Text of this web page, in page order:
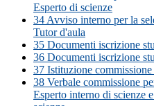
Esperto di scienze
34 Avviso interno per la
Tutor d'aula
35 Documenti iscrizione
36 Documenti iscrizione
37 Istituzione
38 Verbale commissione
Esperto interno di scienze